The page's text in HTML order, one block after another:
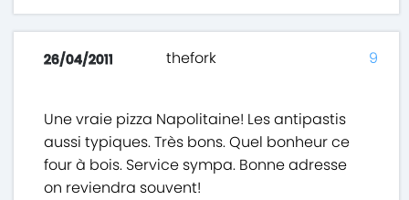
26/04/2011 thefork
Une vraie pizza Napolitaine! Les antipastis
aussi typiques. Très bons. Quel bonheur ce
four à bois. Service sympa. Bonne adresse
on reviendra souvent!
9